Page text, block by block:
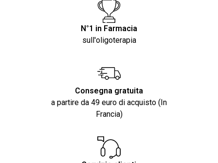
N°1 in Farmacia
sull'oligoterapia
Consegna gratuita
a partire da 49 euro di acquisto (In
Francia)